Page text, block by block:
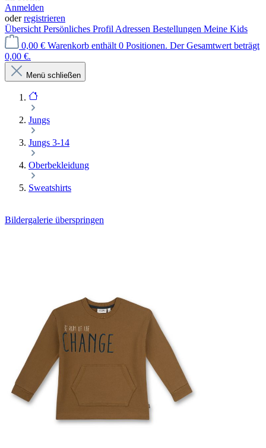
Anmelden
oderregistrieren
Übersicht Persönliches Profil Adressen Bestellungen Meine Kids
0,00 € Warenkorb enthält 0 Positionen. Der Gesamtwert beträgt
0,00 €.
Menü schließen
Jungs
Jungs 3-14
Oberbekleidung
Sweatshirts
Bildergalerie überspringen